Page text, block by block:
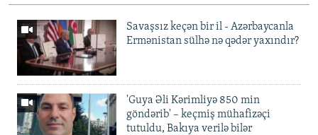
Savaşsız keçən bir il - Azərbaycanla
Ermənistan sülhə nə qədər yaxındır?
'Guya Əli Kərimliyə 850 min
göndərib' – keçmiş mühafizəçi
tutuldu, Bakıya verilə bilər